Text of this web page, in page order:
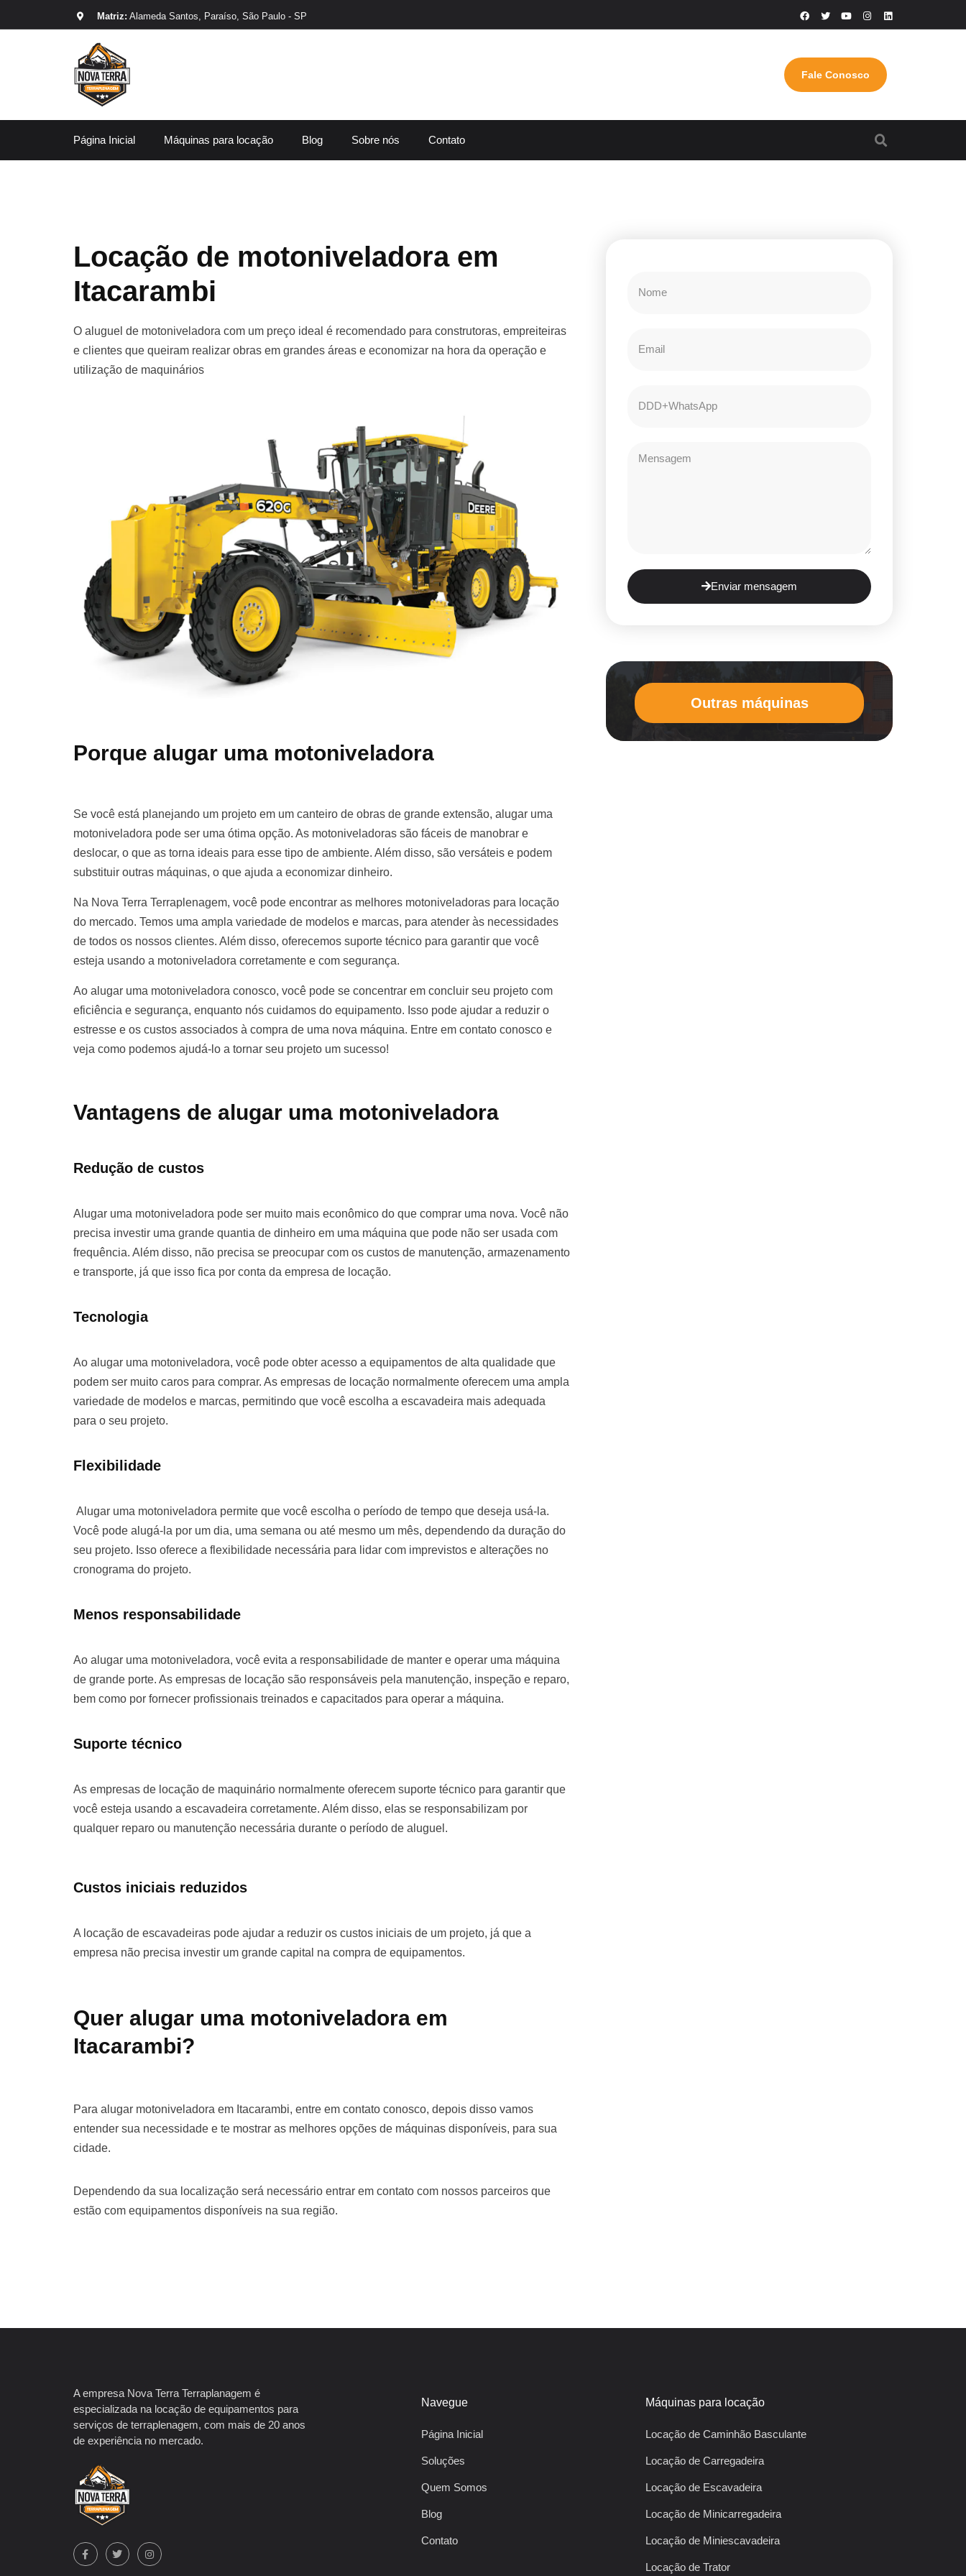
Matriz: Alameda Santos, Paraíso, São Paulo - SP
Fale Conosco
Página Inicial Máquinas para locação Blog Sobre nós Contato
Locação de motoniveladora em
Itacarambi
O aluguel de motoniveladora com um preço ideal é recomendado para construtoras, empreiteiras
e clientes que queiram realizar obras em grandes áreas e economizar na hora da operação e
utilização de maquinários
Porque alugar uma motoniveladora
Se você está planejando um projeto em um canteiro de obras de grande extensão, alugar uma
motoniveladora pode ser uma ótima opção. As motoniveladoras são fáceis de manobrar e
deslocar, o que as torna ideais para esse tipo de ambiente. Além disso, são versáteis e podem
substituir outras máquinas, o que ajuda a economizar dinheiro.
Na Nova Terra Terraplenagem, você pode encontrar as melhores motoniveladoras para locação
do mercado. Temos uma ampla variedade de modelos e marcas, para atender às necessidades
de todos os nossos clientes. Além disso, oferecemos suporte técnico para garantir que você
esteja usando a motoniveladora corretamente e com segurança.
Ao alugar uma motoniveladora conosco, você pode se concentrar em concluir seu projeto com
eficiência e segurança, enquanto nós cuidamos do equipamento. Isso pode ajudar a reduzir o
estresse e os custos associados à compra de uma nova máquina. Entre em contato conosco e
veja como podemos ajudá-lo a tornar seu projeto um sucesso!
Vantagens de alugar uma motoniveladora
Redução de custos
Alugar uma motoniveladora pode ser muito mais econômico do que comprar uma nova. Você não
precisa investir uma grande quantia de dinheiro em uma máquina que pode não ser usada com
frequência. Além disso, não precisa se preocupar com os custos de manutenção, armazenamento
e transporte, já que isso fica por conta da empresa de locação.
Tecnologia
Ao alugar uma motoniveladora, você pode obter acesso a equipamentos de alta qualidade que
podem ser muito caros para comprar. As empresas de locação normalmente oferecem uma ampla
variedade de modelos e marcas, permitindo que você escolha a escavadeira mais adequada
para o seu projeto.
Flexibilidade
Alugar uma motoniveladora permite que você escolha o período de tempo que deseja usá-la.
Você pode alugá-la por um dia, uma semana ou até mesmo um mês, dependendo da duração do
seu projeto. Isso oferece a flexibilidade necessária para lidar com imprevistos e alterações no
cronograma do projeto.
Menos responsabilidade
Ao alugar uma motoniveladora, você evita a responsabilidade de manter e operar uma máquina
de grande porte. As empresas de locação são responsáveis pela manutenção, inspeção e reparo,
bem como por fornecer profissionais treinados e capacitados para operar a máquina.
Suporte técnico
As empresas de locação de maquinário normalmente oferecem suporte técnico para garantir que
você esteja usando a escavadeira corretamente. Além disso, elas se responsabilizam por
qualquer reparo ou manutenção necessária durante o período de aluguel.
Custos iniciais reduzidos
A locação de escavadeiras pode ajudar a reduzir os custos iniciais de um projeto, já que a
empresa não precisa investir um grande capital na compra de equipamentos.
Quer alugar uma motoniveladora em
Itacarambi?
Para alugar motoniveladora em Itacarambi, entre em contato conosco, depois disso vamos
entender sua necessidade e te mostrar as melhores opções de máquinas disponíveis, para sua
cidade.
Dependendo da sua localização será necessário entrar em contato com nossos parceiros que
estão com equipamentos disponíveis na sua região.
Enviar mensagem
Outras máquinas
A empresa Nova Terra Terraplanagem é
especializada na locação de equipamentos para
serviços de terraplenagem, com mais de 20 anos
de experiência no mercado.
Navegue
Página Inicial
Soluções
Quem Somos
Blog
Contato
Máquinas para locação
Locação de Caminhão Basculante
Locação de Carregadeira
Locação de Escavadeira
Locação de Minicarregadeira
Locação de Miniescavadeira
Locação de Trator